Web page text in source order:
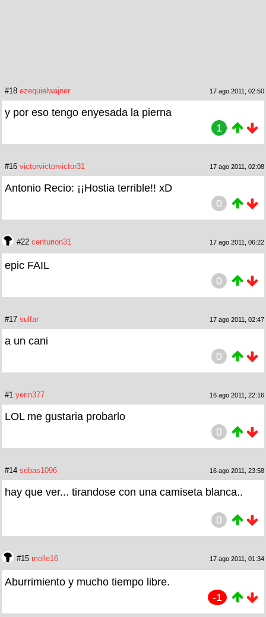
#18 ezequielwajner 17 ago 2011, 02:50
y por eso tengo enyesada la pierna
1
#16 victorvictorvictor31 17 ago 2011, 02:08
Antonio Recio: ¡¡Hostia terrible!! xD
0
#22 centurion31 17 ago 2011, 06:22
epic FAIL
0
#17 sulfar 17 ago 2011, 02:47
a un cani
0
#1 yerin377 16 ago 2011, 22:16
LOL me gustaria probarlo
0
#14 sebas1096 16 ago 2011, 23:58
hay que ver... tirandose con una camiseta blanca..
0
#15 molle16 17 ago 2011, 01:34
Aburrimiento y mucho tiempo libre.
-1